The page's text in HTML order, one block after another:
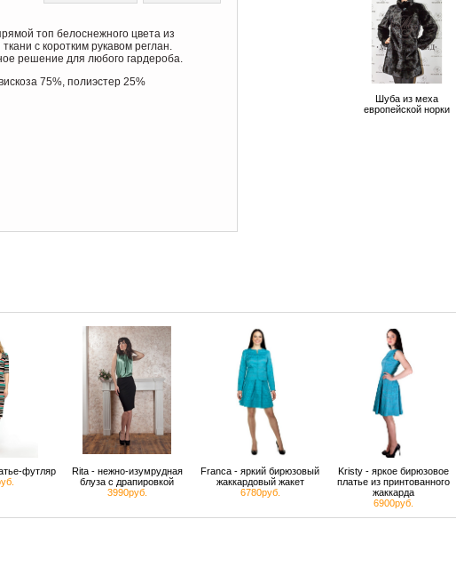
Шуба из меха
европейской норки
топ белоснежного цвета из
с коротким рукавом реглан.
решение для любого гардероба.
75%, полиэстер 25%
футляр
Rita - нежно-изумрудная
блуза с драпировкой
3990руб.
Franca - яркий бирюзовый
жаккардовый жакет
6780руб.
Kristy - яркое бирюзовое
платье из принтованного
жаккарда
6900руб.